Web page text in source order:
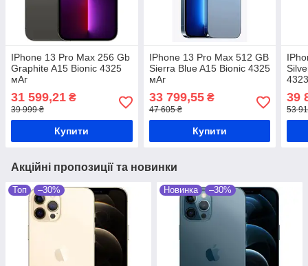
IPhone 13 Pro Max 256 Gb
Graphite A15 Bionic 4325
мАг
31 599,21 ₴
39 999 ₴
Купити
IPhone 13 Pro Max 512 GB
Sierra Blue A15 Bionic 4325
мАг
33 799,55₴
47 605 ₴
Купити
39
53
Акційні пропозиції та новинки
Топ –30% Новинка –30%